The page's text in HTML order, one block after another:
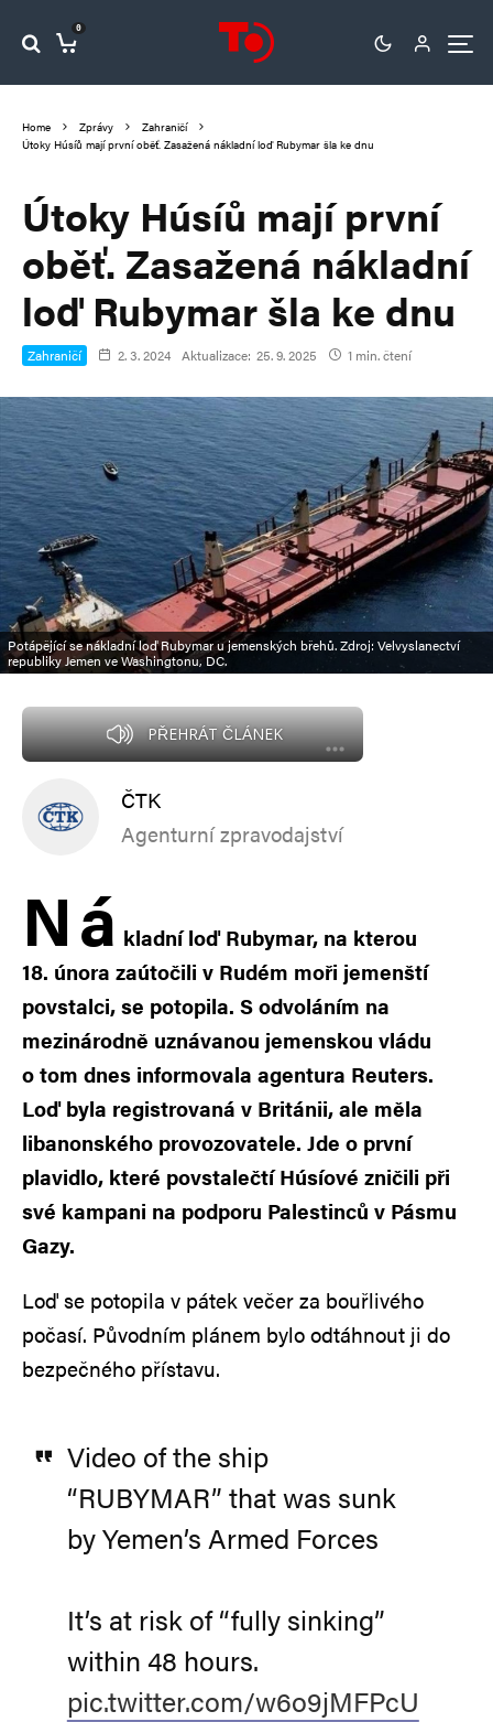
0
Home Zprávy
Zahraničí
Útoky Húsíů mají první oběť. Zasažená nákladní loď Rubymar šla ke dnu
Útoky Húsíů mají první
oběť. Zasažená nákladní
loď Rubymar šla ke dnu
Zahraničí 2. 3. 2024 Aktualizace: 25. 9. 2025 1 min. čtení
Potápějící se nákladní loď Rubymar u jemenských břehů. Zdroj: Velvyslanectví
republiky Jemen ve Washingtonu, DC.
PŘEHRÁT ČLÁNEK
ČTK
Agenturní zpravodajství
Ná kladní loď Rubymar, na kterou
18. února zaútočili v Rudém moři jemenští
povstalci, se potopila. S odvoláním na
mezinárodně uznávanou jemenskou vládu
o tom dnes informovala agentura Reuters.
Loď byla registrovaná v Británii, ale měla
libanonského provozovatele. Jde o první
plavidlo, které povstalečtí Húsíové zničili při
své kampani na podporu Palestinců v Pásmu
Gazy.
Loď se potopila v pátek večer za bouřlivého
počasí. Původním plánem bylo odtáhnout ji do
bezpečného přístavu.
Video of the ship
“RUBYMAR” that was sunk
by Yemen’s Armed Forces
It’s at risk of “fully sinking”
within 48 hours.
pic.twitter.com/w6o9jMFPcU